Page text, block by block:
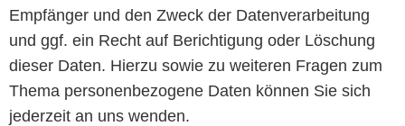
Empfänger und den Zweck der Datenverarbeitung
und ggf. ein Recht auf Berichtigung oder Löschung
dieser Daten. Hierzu sowie zu weiteren Fragen zum
Thema personenbezogene Daten können Sie sich
jederzeit an uns wenden.